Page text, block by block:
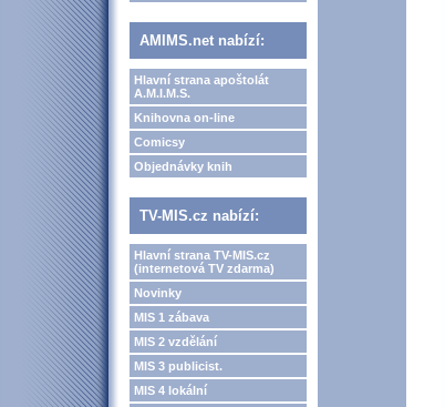
AMIMS.net nabízí:
Hlavní strana apoštolát
A.M.I.M.S.
Knihovna on-line
Comicsy
Objednávky knih
TV-MIS.cz nabízí:
Hlavní strana TV-MIS.cz
(internetová TV zdarma)
Novinky
MIS 1 zábava
MIS 2 vzdělání
MIS 3 publicist.
MIS 4 lokální